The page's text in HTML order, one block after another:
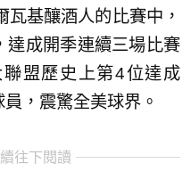
基釀酒人的比賽中，
達成開季連續三場比賽
盟歷史上第4位達成
，震驚全美球界。
往下閱讀